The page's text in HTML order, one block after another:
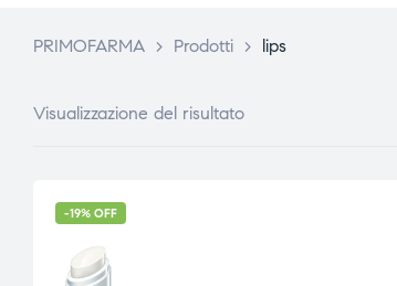
PRIMOFARMA > Prodotti > lips
Visualizzazione del risultato
-19% OFF